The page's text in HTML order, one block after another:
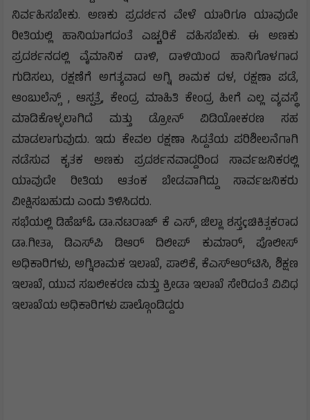
ನಿರ್ವಹಿಸಬೇಕು. ಅಣಕು ಪ್ರದರ್ಶನ ವೇಳೆ ಯಾರಿಗೂ ಯಾವುದೇ
ರೀತಿಯಲ್ಲಿ ಹಾನಿಯಾಗದಂತೆ ಎಚ್ಚರಿಕೆ ವಹಿಸಬೇಕು. ಈ ಅಣಕು
ಪ್ರದರ್ಶನದಲ್ಲಿ ವೈಮಾನಿಕ ದಾಳಿ, ದಾಳಿಯಿಂದ ಹಾನಿಗೊಳಗಾದ
ಗುಡಿಸಲು, ರಕ್ಷಣೆಗೆ ಅಗತ್ಯವಾದ ಅಗ್ನಿ ಶಾಮಕ ದಳ, ರಕ್ಷಣಾ ಪಡೆ,
ಆಂಬುಲೆನ್ಸ್ , ಆಸ್ಪತ್ರೆ, ಕೇಂದ್ರ ಮಾಹಿತಿ ಕೇಂದ್ರ ಹೀಗೆ ಎಲ್ಲ ವ್ಯವಸ್ಥೆ
ಮಾಡಿಕೊಳ್ಳಲಾಗಿದೆ ಮತ್ತು ಡ್ರೋನ್ ವಿಡಿಯೋಕರಣ ಸಹ
ಮಾಡಲಾಗುವುದು. ಇದು ಕೇವಲ ರಕ್ಷಣಾ ಸಿದ್ದತೆಯ ಪರಿಶೀಲನೆಗಾಗಿ
ನಡೆಸುವ ಕೃತಕ ಅಣಕು ಪ್ರದರ್ಶನವಾದ್ದರಿಂದ ಸಾರ್ವಜನಿಕರಲ್ಲಿ
ಯಾವುದೇ ರೀತಿಯ ಆತಂಕ ಬೇಡವಾಗಿದ್ದು ಸಾರ್ವಜನಿಕರು
ವೀಕ್ಷಿಸಬಹುದು ಎಂದು ತಿಳಿಸಿದರು.
ಸಭೆಯಲ್ಲಿ ಡಿಹೆಚ್‌ಓ ಡಾ.ನಟರಾಜ್ ಕೆ ಎಸ್, ಜಿಲ್ಲಾ ಶಸ್ತçಚಿಕಿತ್ಸಕರಾದ
ಡಾ.ಗೀತಾ, ಡಿಎಸ್‌ಪಿ ಡಿಆರ್ ದಿಲೀಪ್ ಕುಮಾರ್, ಪೊಲೀಸ್
ಅಧಿಕಾರಿಗಳು, ಅಗ್ನಿಶಾಮಕ ಇಲಾಖೆ, ಪಾಲಿಕೆ, ಕೆಎಸ್‌ಆರ್‌ಟಿಸಿ, ಶಿಕ್ಷಣ
ಇಲಾಖೆ, ಯುವ ಸಬಲೀಕರಣ ಮತ್ತು ಕ್ರೀಡಾ ಇಲಾಖೆ ಸೇರಿದಂತೆ ವಿವಿಧ
ಇಲಾಖೆಯ ಅಧಿಕಾರಿಗಳು ಪಾಲ್ಗೊಂಡಿದ್ದರು